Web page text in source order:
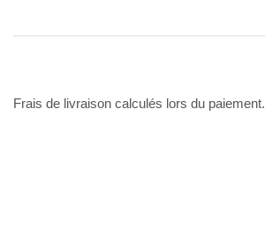
Frais de livraison calculés lors du paiement.